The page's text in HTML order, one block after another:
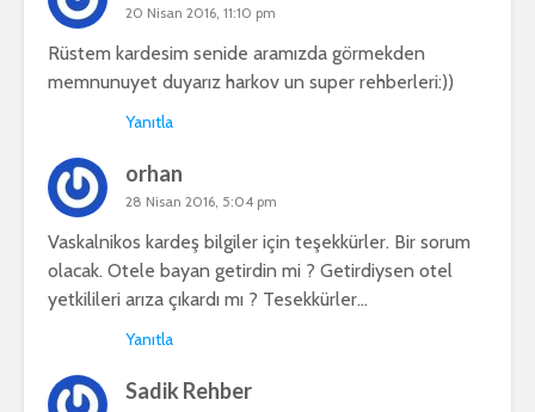
20 Nisan 2016, 11:10 pm
Rüstem kardesim senide aramızda görmekden
memnunuyet duyarız harkov un super rehberleri:))
Yanıtla
orhan
28 Nisan 2016, 5:04 pm
Vaskalnikos kardeş bilgiler için teşekkürler. Bir sorum
olacak. Otele bayan getirdin mi ? Getirdiysen otel
yetkilileri arıza çıkardı mı ? Tesekkürler…
Yanıtla
Sadik Rehber